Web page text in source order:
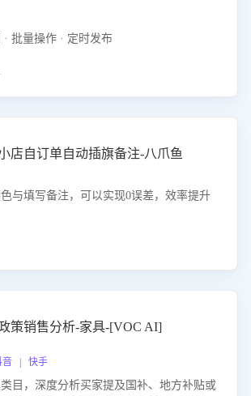
批量操作 · 定时发布
店自订单自动插旗备注-八爪鱼
与填写备注，可以实现0误差，效率提升
策销售分析-家具-[VOC AI]
| 快手
目，深度分析买家提及国补、地方补贴或